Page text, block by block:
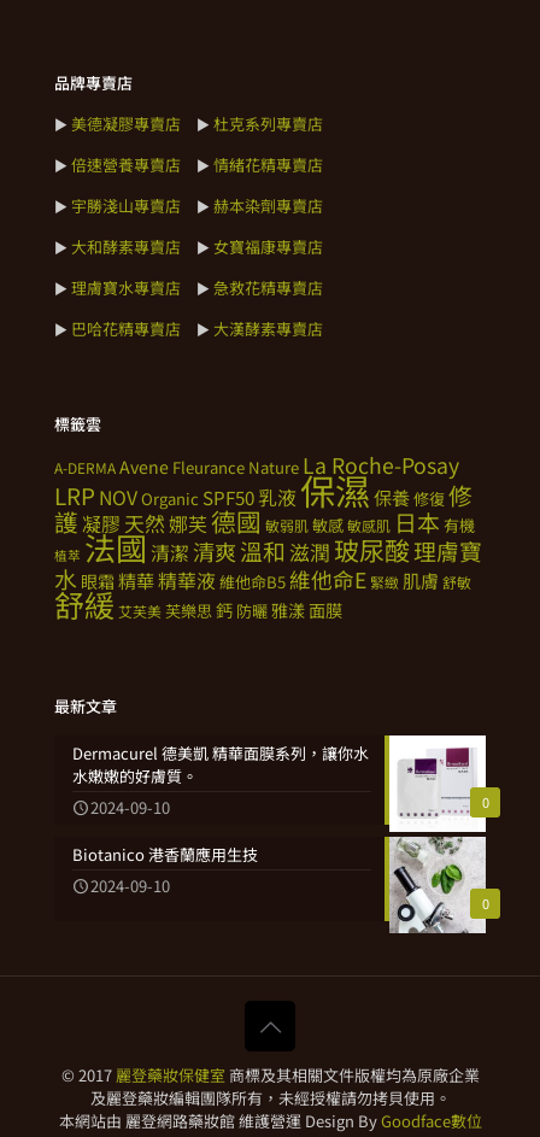
品牌專賣店
► 美德凝膠專賣店 ► 杜克系列專賣店
► 倍速營養專賣店 ► 情緒花精專賣店
► 宇勝淺山專賣店 ► 赫本染劑專賣店
► 大和酵素專賣店 ► 女寶福康專賣店
► 理膚寶水專賣店 ► 急救花精專賣店
► 巴哈花精專賣店 ► 大漢酵素專賣店
標籤雲
A-DERMAAvene Fleurance Nature La Roche-Posay
LRP NOVOrganic SPF50乳液 保濕保養修復修
護 凝膠 天然娜芙德國 敏弱肌敏感敏感肌 日本 有機
植萃 法國清潔 清爽溫和 滋潤 玻尿酸理膚寶
水 眼霜 精華精華液 維他命B5 維他命E 緊緻 肌膚 舒敏
舒緩 艾芙美芙樂思 鈣 防曬雅漾面膜
最新文章
0
Dermacurel 德美凱 精華面膜系列，讓你水
水嫩嫩的好膚質。
2024-09-10
0
Biotanico 港香蘭應用生技
2024-09-10
© 2017 麗登藥妝保健室 商標及其相關文件版權均為原廠企業
及麗登藥妝編輯團隊所有，未經授權請勿拷貝使用。
本網站由 麗登網路藥妝館 維護營運 Design ByGoodface數位